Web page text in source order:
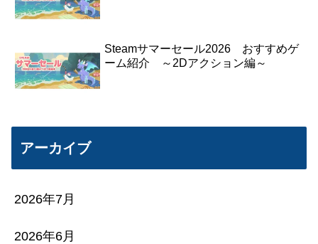
Steamサマーセール2026 おすすめゲ
ーム紹介 ～2Dアクション編～
アーカイブ
2026年7月
2026年6月